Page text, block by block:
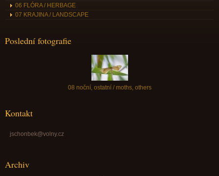
06 FLÓRA / HERBAGE
07 KRAJINA / LANDSCAPE
Poslední fotografie
08 noční, ostatní / moths, others
Kontakt
jschonbek@volny.cz
Archiv